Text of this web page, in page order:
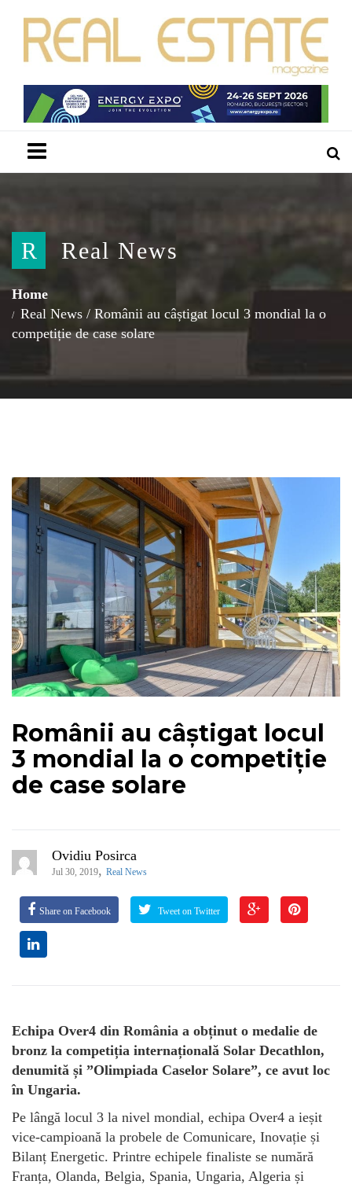
R Real News
Home
Real News / Românii au câștigat locul 3 mondial la o
competiție de case solare
Românii au câștigat locul
3 mondial la o competiție
de case solare
Ovidiu Posirca
Jul 30, 2019, Real News
Share on Facebook Tweet on Twitter
Echipa Over4 din România a obținut o medalie de
bronz la competiția internațională Solar Decathlon,
denumită și ”Olimpiada Caselor Solare”, ce avut loc
în Ungaria.
Pe lângă locul 3 la nivel mondial, echipa Over4 a ieșit
vice-campioană la probele de Comunicare, Inovație și
Bilanț Energetic. Printre echipele finaliste se numără
Franța, Olanda, Belgia, Spania, Ungaria, Algeria și